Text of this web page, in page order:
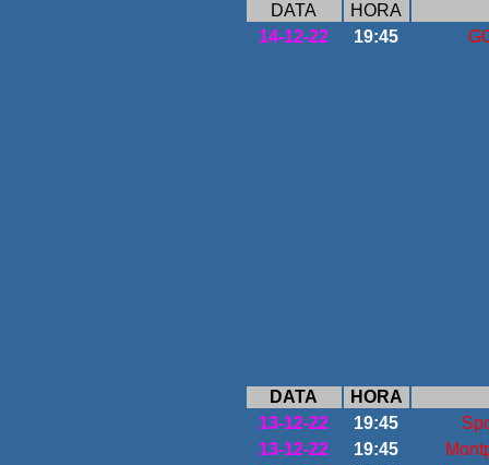
DATA
HORA
14-12-22
19:45
DATA
HORA
13-12-22
19:45
13-12-22
19:45